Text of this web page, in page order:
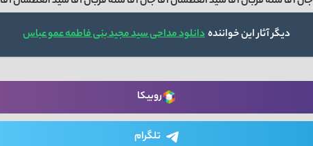
دیگر آثار این خوانندهدانلود مداحی سید مجید بنی فاطمه عمو عباس
روبیکا
تلگرام